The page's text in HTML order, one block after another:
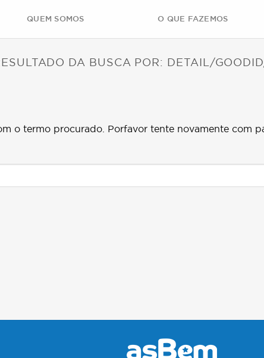
QUEM SOMOS O QUE FAZEMOS
DA BUSCA POR: DETAIL/
o termo procurado. Porfavor tente novamente com